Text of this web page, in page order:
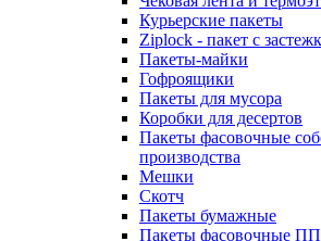
Курьерские пакеты
Ziplock - пакет с
Пакеты-майки
Гофроящики
Пакеты для мусора
Коробки для десертов
Пакеты фасовочные
производства
Мешки
Скотч
Пакеты бумажные
Пакеты фасовочные ПП